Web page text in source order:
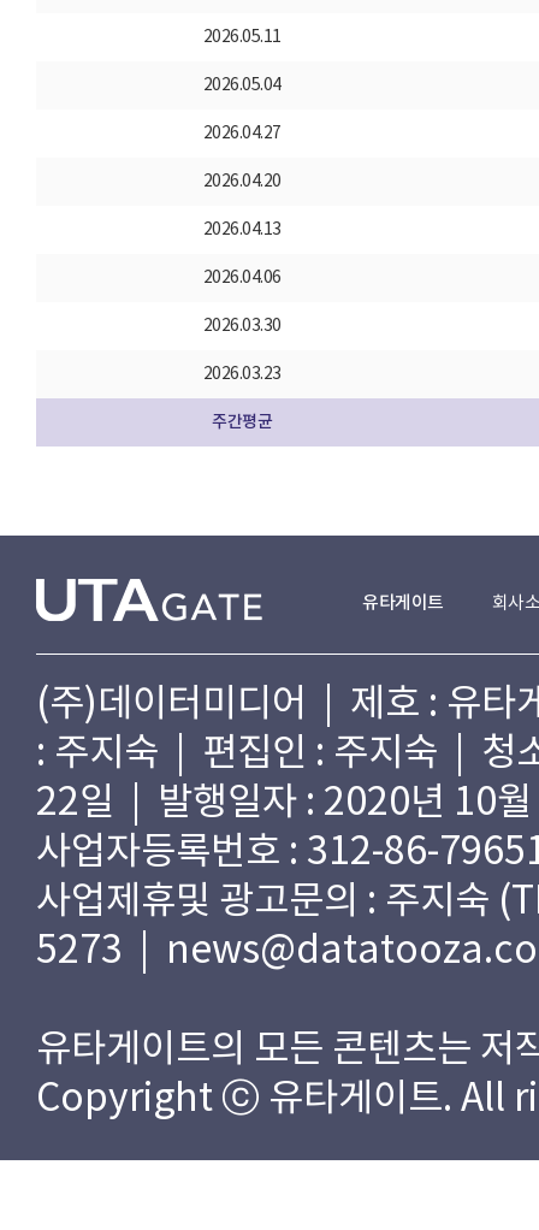
2026.05.11
2026.05.04
2026.04.27
2026.04.20
2026.04.13
2026.04.06
2026.03.30
2026.03.23
주간평균
유타게이트 회사
(주)데이터미디어 | 제호 : 유
: 주지숙 | 편집인 : 주지숙 | 청
22일 | 발행일자 : 2020년 10
사업자등록번호 : 312-86-
사업제휴및 광고문의 : 주지숙
5273 |
유타게이트의 모든 콘텐츠는 저
Copyright ⓒ 유타게이트. All